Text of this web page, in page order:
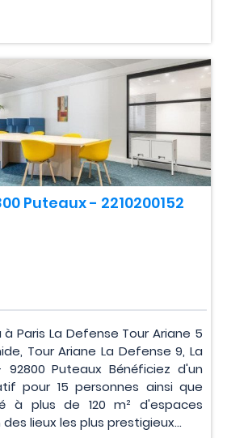
Puteaux - 2210200152
Paris La Defense Tour Ariane 5
Tour Ariane La Defense 9, La
Puteaux Bénéficiez d'un
pour 15 personnes ainsi que
à plus de 120 m² d'espaces
lieux les plus prestigieux...